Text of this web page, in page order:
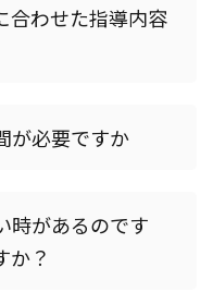
合わせた指導内容
が必要ですか
時があるのです
か？